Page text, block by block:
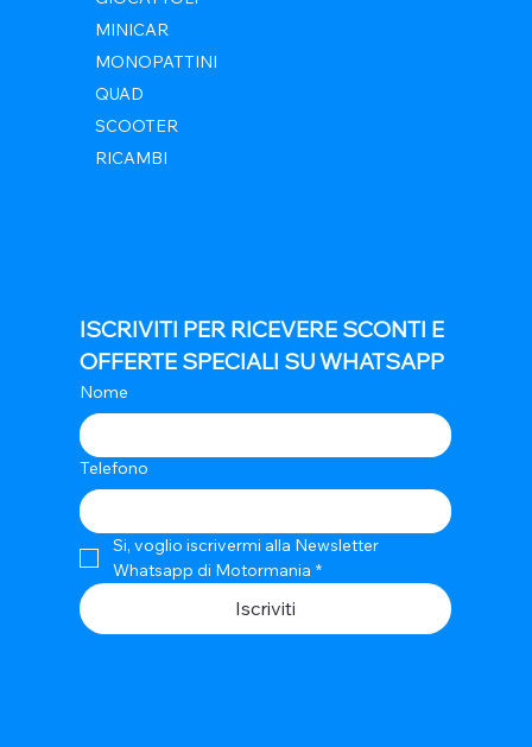
MINICAR
MONOPATTINI
QUAD
SCOOTER
RICAMBI
ISCRIVITI PER RICEVERE SCONTI E
OFFERTE SPECIALI SU WHATSAPP
Nome
Telefono
Si, voglio iscrivermi alla Newsletter
Whatsapp di Motormania *
Iscriviti